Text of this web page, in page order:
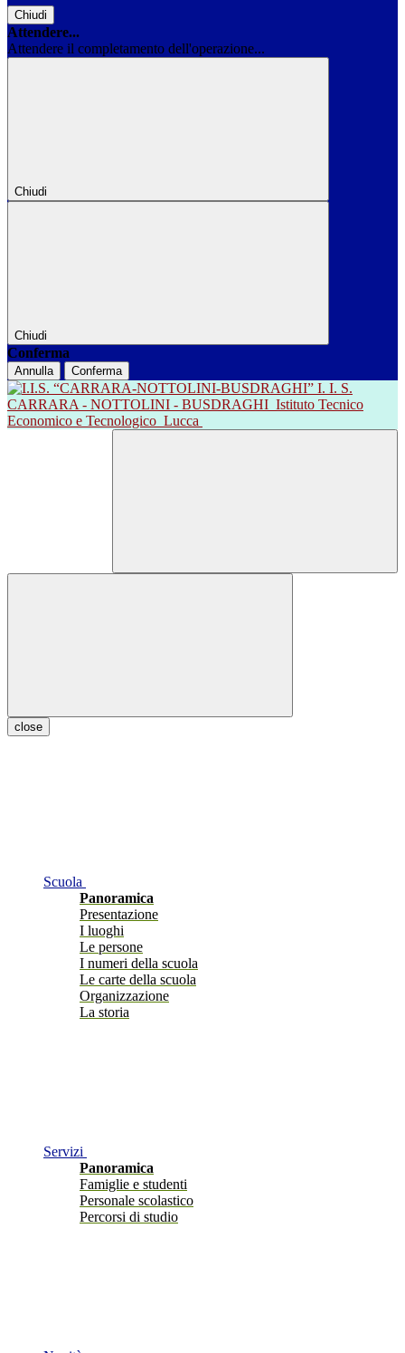
Chiudi
Attendere...
Attendere il completamento dell'operazione...
Chiudi
Chiudi
Conferma
Annulla Conferma
I. I. S.
CARRARA - NOTTOLINI - BUSDRAGHI Istituto Tecnico
Economico e Tecnologico Lucca
close
Scuola
Panoramica
Presentazione
I luoghi
Le persone
I numeri della scuola
Le carte della scuola
Organizzazione
La storia
Servizi
Panoramica
Famiglie e studenti
Personale scolastico
Percorsi di studio